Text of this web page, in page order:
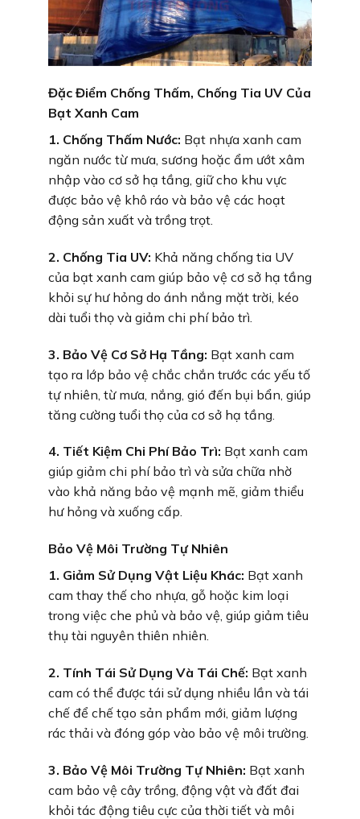
Đặc Điểm Chống Thấm, Chống Tia UV Của
Bạt Xanh Cam
1. Chống Thấm Nước: Bạt nhựa xanh cam
ngăn nước từ mưa, sương hoặc ẩm ướt xâm
nhập vào cơ sở hạ tầng, giữ cho khu vực
được bảo vệ khô ráo và bảo vệ các hoạt
động sản xuất và trồng trọt.
2. Chống Tia UV: Khả năng chống tia UV
của bạt xanh cam giúp bảo vệ cơ sở hạ tầng
khỏi sự hư hỏng do ánh nắng mặt trời, kéo
dài tuổi thọ và giảm chi phí bảo trì.
3. Bảo Vệ Cơ Sở Hạ Tầng: Bạt xanh cam
tạo ra lớp bảo vệ chắc chắn trước các yếu tố
tự nhiên, từ mưa, nắng, gió đến bụi bẩn, giúp
tăng cường tuổi thọ của cơ sở hạ tầng.
4. Tiết Kiệm Chi Phí Bảo Trì: Bạt xanh cam
giúp giảm chi phí bảo trì và sửa chữa nhờ
vào khả năng bảo vệ mạnh mẽ, giảm thiểu
hư hỏng và xuống cấp.
Bảo Vệ Môi Trường Tự Nhiên
1. Giảm Sử Dụng Vật Liệu Khác: Bạt xanh
cam thay thế cho nhựa, gỗ hoặc kim loại
trong việc che phủ và bảo vệ, giúp giảm tiêu
thụ tài nguyên thiên nhiên.
2. Tính Tái Sử Dụng Và Tái Chế: Bạt xanh
cam có thể được tái sử dụng nhiều lần và tái
chế để chế tạo sản phẩm mới, giảm lượng
rác thải và đóng góp vào bảo vệ môi trường.
3. Bảo Vệ Môi Trường Tự Nhiên: Bạt xanh
cam bảo vệ cây trồng, động vật và đất đai
khỏi tác động tiêu cực của thời tiết và môi